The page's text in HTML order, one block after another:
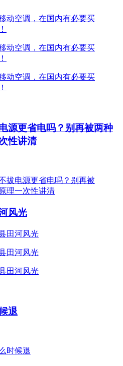
源更省电吗？别再被两种
性讲清
风光
退